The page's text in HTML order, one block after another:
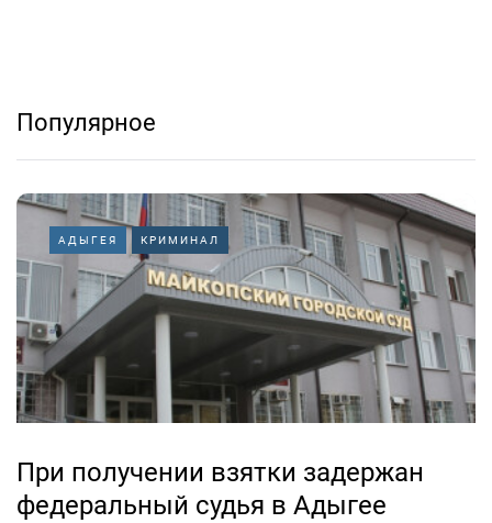
Популярное
АДЫГЕЯ КРИМИНАЛ
При получении взятки задержан
федеральный судья в Адыгее